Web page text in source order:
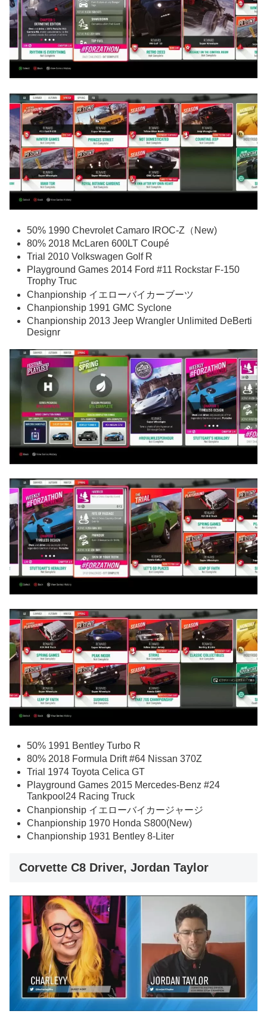
50% 1990 Chevrolet Camaro IROC-Z（New)
80% 2018 McLaren 600LT Coupé
Trial 2010 Volkswagen Golf R
Playground Games 2014 Ford #11 Rockstar F-150
Trophy Truc
Chanpionship イエローバイカーブーツ
Chanpionship 1991 GMC Syclone
Chanpionship 2013 Jeep Wrangler Unlimited DeBerti
Designr
50% 1991 Bentley Turbo R
80% 2018 Formula Drift #64 Nissan 370Z
Trial 1974 Toyota Celica GT
Playground Games 2015 Mercedes-Benz #24
Tankpool24 Racing Truck
Chanpionship イエローバイカージャージ
Chanpionship 1970 Honda S800(New)
Chanpionship 1931 Bentley 8-Liter
Corvette C8 Driver, Jordan Taylor